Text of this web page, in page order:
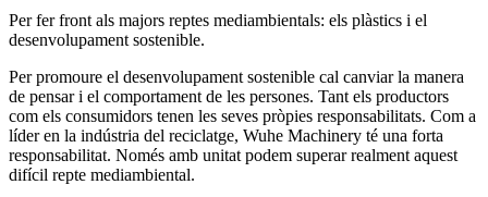
Per fer front als majors reptes mediambientals: els plàstics i el
desenvolupament sostenible.
Per promoure el desenvolupament sostenible cal canviar la manera
de pensar i el comportament de les persones. Tant els productors
com els consumidors tenen les seves pròpies responsabilitats. Com a
líder en la indústria del reciclatge, Wuhe Machinery té una forta
responsabilitat. Només amb unitat podem superar realment aquest
difícil repte mediambiental.